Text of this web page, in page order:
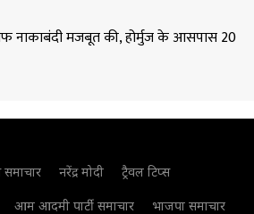
नाकाबंदी मजबूत की, होर्मुज के आसपास 20
समाचार नरेंद्र मोदी
ट्रैवल टिप्स
आम आदमी पार्टी समाचार भाजपा समाचार